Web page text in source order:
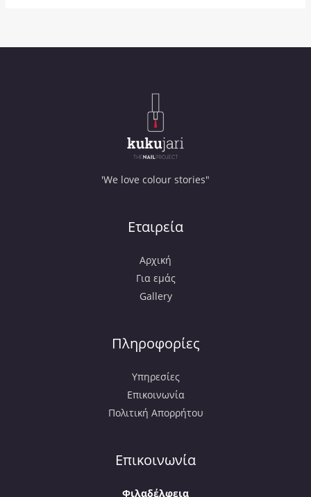
'We love colour stories"
Εταιρεία
Αρχική
Για εμάς
Gallery
Πληροφορίες
Υπηρεσίες
Επικοινωνία
Πολιτική Απορρήτου
Επικοινωνία
Φιλαδέλφεια